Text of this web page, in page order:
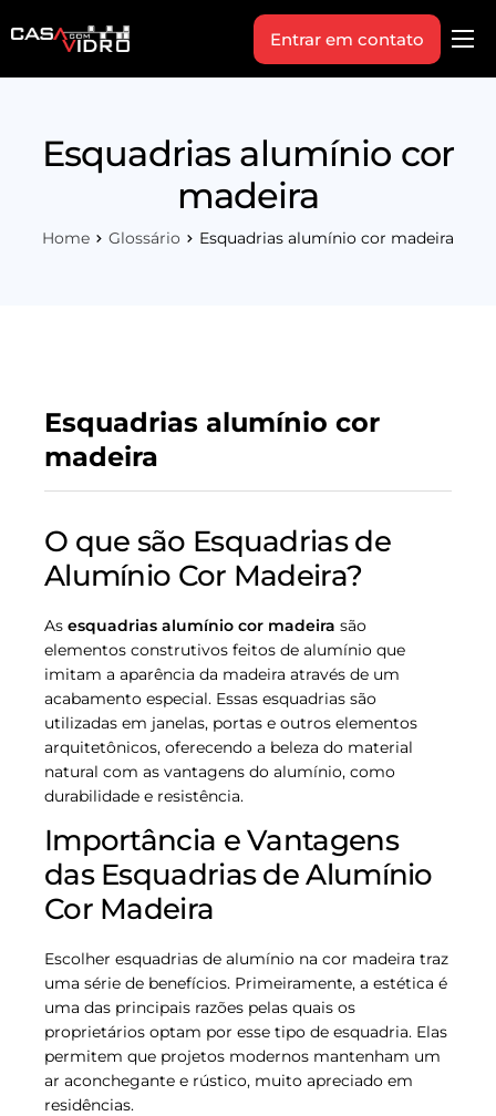
Produtos
Indique+
Entrar em contato
Esquadrias alumínio cor
madeira
Home Glossário Esquadrias alumínio cor madeira
Esquadrias alumínio cor
madeira
O que são Esquadrias de
Alumínio Cor Madeira?
As esquadrias alumínio cor madeira são
elementos construtivos feitos de alumínio que
imitam a aparência da madeira através de um
acabamento especial. Essas esquadrias são
utilizadas em janelas, portas e outros elementos
arquitetônicos, oferecendo a beleza do material
natural com as vantagens do alumínio, como
durabilidade e resistência.
Importância e Vantagens
das Esquadrias de Alumínio
Cor Madeira
Escolher esquadrias de alumínio na cor madeira traz
uma série de benefícios. Primeiramente, a estética é
uma das principais razões pelas quais os
proprietários optam por esse tipo de esquadria. Elas
permitem que projetos modernos mantenham um
ar aconchegante e rústico, muito apreciado em
residências.